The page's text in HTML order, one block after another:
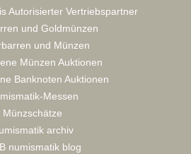
Autorisierter Vertriebspartner
und Goldmünzen
und Münzen
Münzen Auktionen
Banknoten Auktionen
Messen
Münzschätze
archiv
numismatik blog